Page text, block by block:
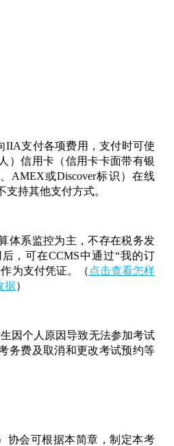
IIA支付各项费用，支付时可使
）信用卡（信用卡卡面带有银
AMEX或Discover标识）在线
持其他支付方式。
体系监控为主，不存在税务发
，可在CCMS中通过“我的订
为支付凭证。（ 点击查看怎样
据）
因个人原因导致无法参加考试
务费及取消和更改考试预约等
协会可根据本简章，制定本考